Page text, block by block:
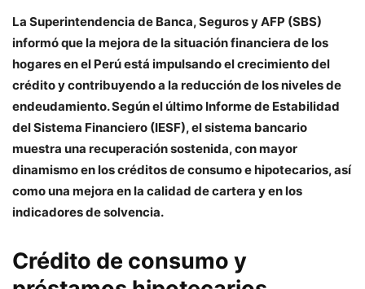
La Superintendencia de Banca, Seguros y AFP (SBS)
informó que la mejora de la situación financiera de los
hogares en el Perú está impulsando el crecimiento del
crédito y contribuyendo a la reducción de los niveles de
endeudamiento. Según el último Informe de Estabilidad
del Sistema Financiero (IESF), el sistema bancario
muestra una recuperación sostenida, con mayor
dinamismo en los créditos de consumo e hipotecarios, así
como una mejora en la calidad de cartera y en los
indicadores de solvencia.
Crédito de consumo y